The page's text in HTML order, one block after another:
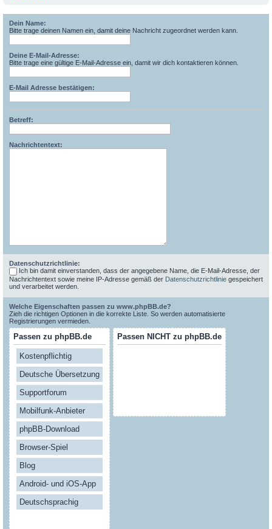
Dein Name:
Bitte trage deinen Namen ein, damit deine Nachricht zugeordnet werden kann.
Deine E-Mail-Adresse:
Bitte trage eine gültige E-Mail-Adresse ein, damit wir dich kontaktieren können.
E-Mail Adresse bestätigen:
Betreff:
Nachrichtentext:
Datenschutzrichtlinie:
Ich bin damit einverstanden, dass der angegebene Name, die E-Mail-Adresse, der
Nachrichtentext sowie meine IP-Adresse gemäß der Datenschutzrichtlinie gespeichert
und verarbeitet werden.
Welche Eigenschaften passen zu www.phpBB.de?
Zieh die richtigen Optionen in die korrekte Liste. So werden automatisierte
Registrierungen vermieden.
Passen zu phpBB.de
Kostenpflichtig
Deutsche Übersetzung
Supportforum
Mobilfunk-Anbieter
phpBB-Download
Browser-Spiel
Blog
Android- und iOS-App
Deutschsprachig
Passen NICHT zu phpBB.de